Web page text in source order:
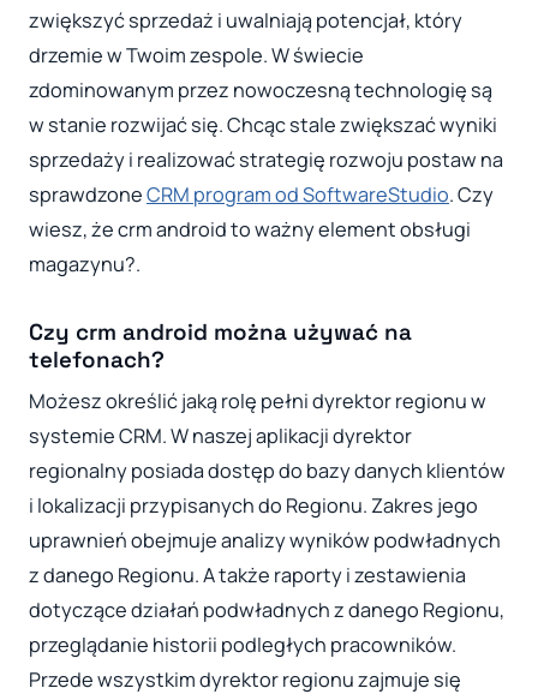
zwiększyć sprzedaż i uwalniają potencjał, który
drzemie w Twoim zespole. W świecie
zdominowanym przez nowoczesną technologię są
w stanie rozwijać się. Chcąc stale zwiększać wyniki
sprzedaży i realizować strategię rozwoju postaw na
sprawdzoneCRM program od SoftwareStudio. Czy
wiesz, że crm android to ważny element obsługi
magazynu?.
Czy crm android można używać na
telefonach?
Możesz określić jaką rolę pełni dyrektor regionu w
systemie CRM. W naszej aplikacji dyrektor
regionalny posiada dostęp do bazy danych klientów
i lokalizacji przypisanych do Regionu. Zakres jego
uprawnień obejmuje analizy wyników podwładnych
z danego Regionu. A także raporty i zestawienia
dotyczące działań podwładnych z danego Regionu,
przeglądanie historii podległych pracowników.
Przede wszystkim dyrektor regionu zajmuje się